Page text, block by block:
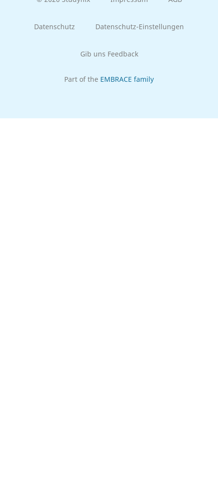
Datenschutz Datenschutz-Einstellungen
Gib uns Feedback
Part of the EMBRACE family